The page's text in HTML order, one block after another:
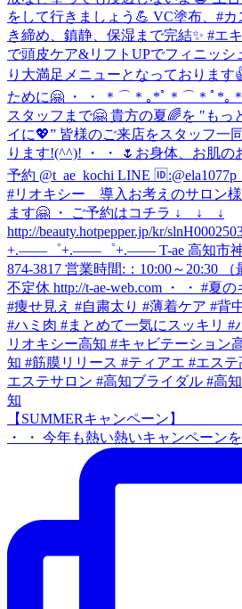
【SUMMERキャンペーン】
・ ・ 今年も熱い熱いキャンペーンを